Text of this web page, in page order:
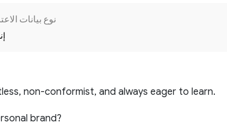
نوع بيانات
non-conformist, and always eager to learn.
brand?